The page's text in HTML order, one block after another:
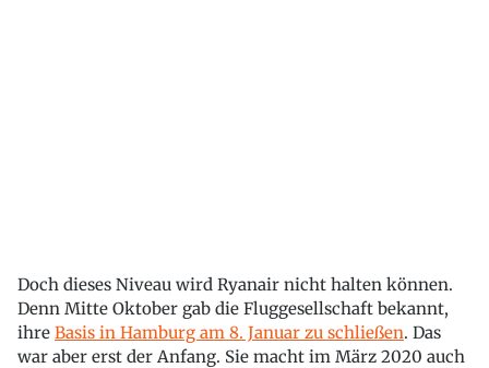
Doch dieses Niveau wird Ryanair nicht halten können.
Denn Mitte Oktober gab die Fluggesellschaft bekannt,
ihre Basis in Hamburg am 8. Januar zu schließen. Das
war aber erst der Anfang. Sie macht im März 2020 auch